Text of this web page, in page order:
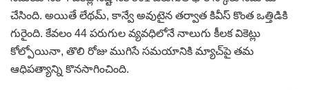
చేసింది. అయితే లేథమ్, కాన్వే అవుటైన తర్వాత కివీస్ కొంత ఒత్తిడికి
గురైంది. కేవలం 44 పరుగుల వ్యవధిలోనే నాలుగు కీలక వికెట్లు
కోల్పోయినా, తొలి రోజు ముగిసే సమయానికి మ్యాచ్‌పై తమ
ఆధిపత్యాన్ని కొనసాగించింది.